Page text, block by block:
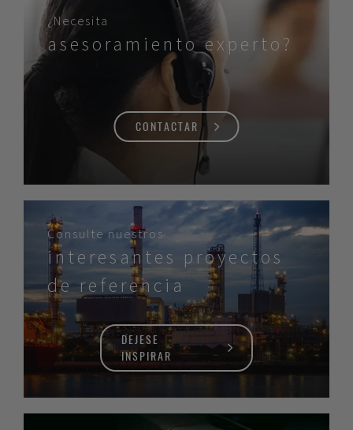
¿Necesita
asesoramiento experto?
CONTACTAR
Consulte nuestros
interesantes proyectos
de referencia
DEJESE
INSPIRAR